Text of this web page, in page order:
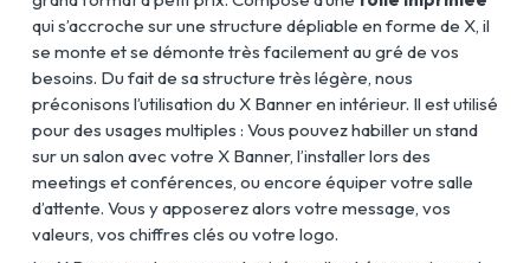
qui s’accroche sur une structure dépliable en forme de X, il
se monte et se démonte très facilement au gré de vos
besoins. Du fait de sa structure très légère, nous
préconisons l’utilisation du X Banner en intérieur. Il est utilisé
pour des usages multiples : Vous pouvez habiller un stand
sur un salon avec votre X Banner, l’installer lors des
meetings et conférences, ou encore équiper votre salle
d’attente. Vous y apposerez alors votre message, vos
valeurs, vos chiffres clés ou votre logo.